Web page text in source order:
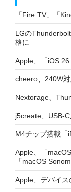
「Fire TV」「
LGの
格に
Apple、「iOS
cheero、240W
Nextorage、
j5create、USB-
M4チップ搭載「
Apple、「
「macOS
Apple、デバイ